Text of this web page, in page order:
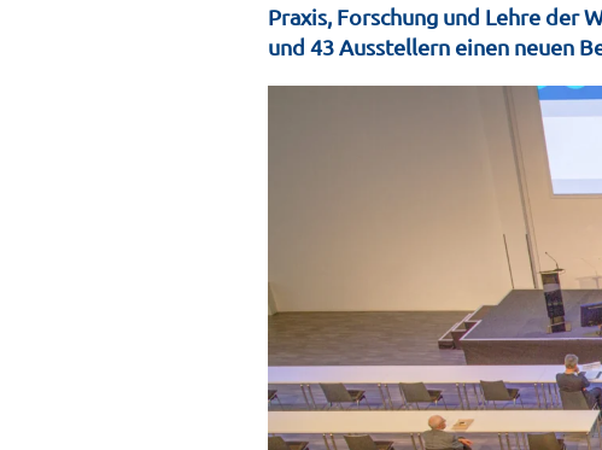
Praxis, Forschung und Lehre der
und 43 Ausstellern einen neuen